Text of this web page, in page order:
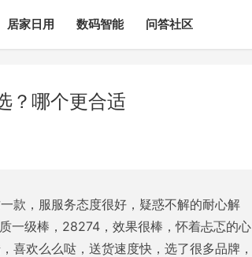
居家日用 数码智能 问答社区
？哪个更合适
款，服服务态度很好，疑惑不解的耐心解
一级棒，28274，效果很棒，怀着忐忑的心
喜欢么么哒，送货速度快，选了很多品牌，